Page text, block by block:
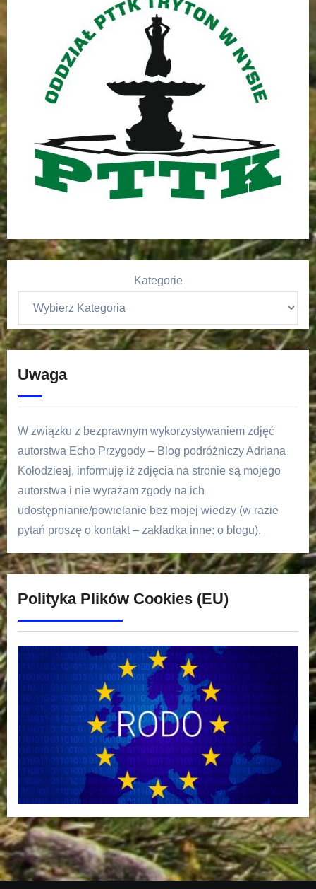
Kategorie
Uwaga
W związku z bezprawnym wykorzystywaniem zdjęć
autorstwa Echo Przygody – Blog podróżniczy Adriana
Kołodzieaj, informuję iż zdjęcia na stronie są mojego
autorstwa i nie wyrażam zgody na ich
udostępnianie/powielanie bez mojej wiedzy (w razie
pytań proszę o kontakt – zakładka inne: o blogu).
Polityka Plików Cookies (EU)